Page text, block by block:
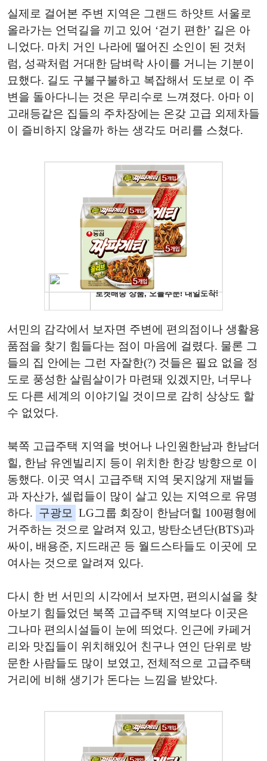
실제로 걸어본 주변 지역은 그랜드 하얏트 서울로
올라가는 언덕길을 끼고 있어 ‘걷기 편한’ 길은 아
니었다. 마치 거인 나라에 떨어진 소인이 된 것처
럼, 성곽처럼 거대한 담벼락 사이를 거니는 기분이
묘했다. 길도 구불구불하고 복잡해서 도보로 이 주
변을 돌아다니는 것은 무리수로 느껴졌다. 아마 이
고래등같은 집들의 주차장에는 온갖 고급 외제차들
이 즐비하지 않을까 하는 생각도 머리를 스쳤다.
서민의 감각에서 보자면 주변에 편의점이나 생활용
품점을 찾기 힘들다는 점이 마음에 걸렸다. 물론 그
들의 집 안에는 그런 자잘한(?) 것들은 필요 없을 정
도로 풍성한 살림살이가 마련돼 있겠지만, 너무나
도 다른 세계의 이야기일 것이므로 감히 상상도 할
수 없었다.
북쪽 고급주택 지역을 벗어나 나인원한남과 한남더
힐, 한남 유엔빌리지 등이 위치한 한강 방향으로 이
동했다. 이곳 역시 고급주택 지역 못지않게 재벌들
과 자산가, 셀럽들이 많이 살고 있는 지역으로 유명
하다. 구광모
LG그룹 회장이 한남더힐 100평형에
거주하는 것으로 알려져 있고, 방탄소년단(BTS)과
싸이, 배용준, 지드래곤 등 월드스타들도 이곳에 모
여사는 것으로 알려져 있다.
다시 한 번 서민의 시각에서 보자면, 편의시설을 찾
아보기 힘들었던 북쪽 고급주택 지역보다 이곳은
그나마 편의시설들이 눈에 띄었다. 인근에 카페거
리와 맛집들이 위치해있어 친구나 연인 단위로 방
문한 사람들도 많이 보였고, 전체적으로 고급주택
거리에 비해 생기가 돈다는 느낌을 받았다.